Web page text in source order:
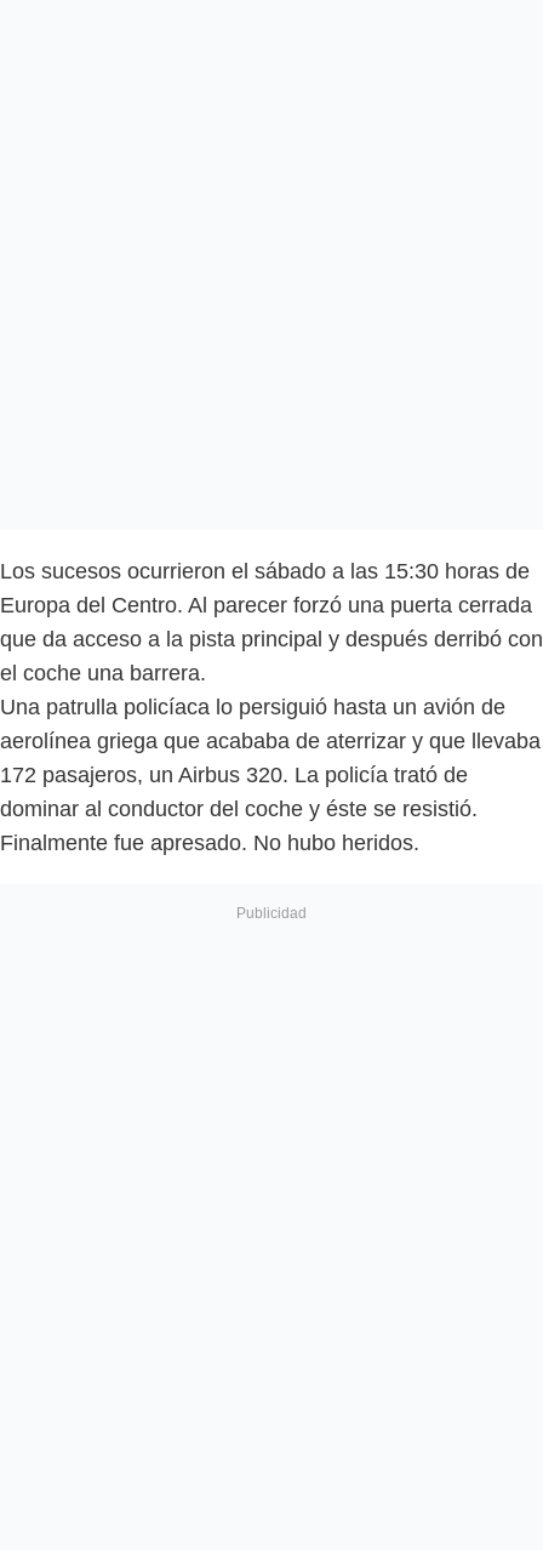
Los sucesos ocurrieron el sábado a las 15:30 horas de
Europa del Centro. Al parecer forzó una puerta cerrada
que da acceso a la pista principal y después derribó con
el coche una barrera.
Una patrulla policíaca lo persiguió hasta un avión de
aerolínea griega que acababa de aterrizar y que llevaba
172 pasajeros, un Airbus 320. La policía trató de
dominar al conductor del coche y éste se resistió.
Finalmente fue apresado. No hubo heridos.